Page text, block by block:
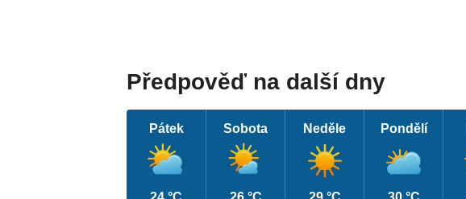
Předpověď na další dny
Pátek Sobota Neděle Pondělí